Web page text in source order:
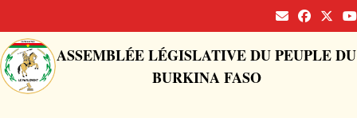
ASSEMBLÉE LÉGISLATIVE DU PEUPLE DU
BURKINA FASO